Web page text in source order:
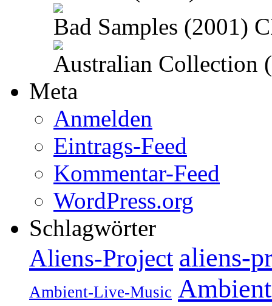
Bad Samples (2001)
Australian Collection
Meta
Anmelden
Eintrags-Feed
Kommentar-Feed
WordPress.org
Schlagwörter
Aliens-Project aliens-
Ambient-Live-Music